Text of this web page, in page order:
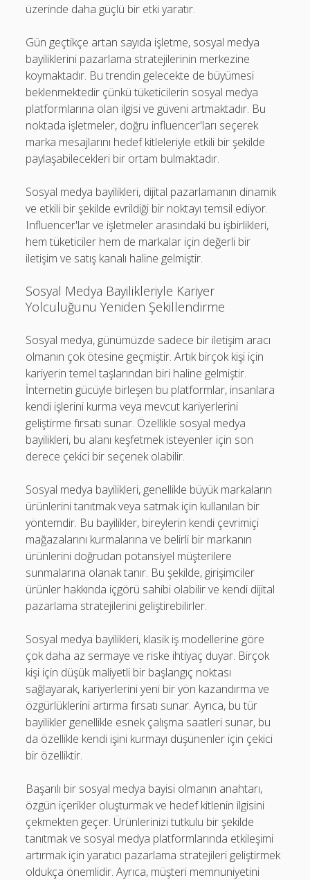
üzerinde daha güçlü bir etki yaratır.
Gün geçtikçe artan sayıda işletme, sosyal medya
bayiliklerini pazarlama stratejilerinin merkezine
koymaktadır. Bu trendin gelecekte de büyümesi
beklenmektedir çünkü tüketicilerin sosyal medya
platformlarına olan ilgisi ve güveni artmaktadır. Bu
noktada işletmeler, doğru influencer'ları seçerek
marka mesajlarını hedef kitleleriyle etkili bir şekilde
paylaşabilecekleri bir ortam bulmaktadır.
Sosyal medya bayilikleri, dijital pazarlamanın dinamik
ve etkili bir şekilde evrildiği bir noktayı temsil ediyor.
Influencer'lar ve işletmeler arasındaki bu işbirlikleri,
hem tüketiciler hem de markalar için değerli bir
iletişim ve satış kanalı haline gelmiştir.
Sosyal Medya Bayilikleriyle Kariyer
Yolculuğunu Yeniden Şekillendirme
Sosyal medya, günümüzde sadece bir iletişim aracı
olmanın çok ötesine geçmiştir. Artık birçok kişi için
kariyerin temel taşlarından biri haline gelmiştir.
İnternetin gücüyle birleşen bu platformlar, insanlara
kendi işlerini kurma veya mevcut kariyerlerini
geliştirme fırsatı sunar. Özellikle sosyal medya
bayilikleri, bu alanı keşfetmek isteyenler için son
derece çekici bir seçenek olabilir.
Sosyal medya bayilikleri, genellikle büyük markaların
ürünlerini tanıtmak veya satmak için kullanılan bir
yöntemdir. Bu bayilikler, bireylerin kendi çevrimiçi
mağazalarını kurmalarına ve belirli bir markanın
ürünlerini doğrudan potansiyel müşterilere
sunmalarına olanak tanır. Bu şekilde, girişimciler
ürünler hakkında içgörü sahibi olabilir ve kendi dijital
pazarlama stratejilerini geliştirebilirler.
Sosyal medya bayilikleri, klasik iş modellerine göre
çok daha az sermaye ve riske ihtiyaç duyar. Birçok
kişi için düşük maliyetli bir başlangıç ​​noktası
sağlayarak, kariyerlerini yeni bir yön kazandırma ve
özgürlüklerini artırma fırsatı sunar. Ayrıca, bu tür
bayilikler genellikle esnek çalışma saatleri sunar, bu
da özellikle kendi işini kurmayı düşünenler için çekici
bir özelliktir.
Başarılı bir sosyal medya bayisi olmanın anahtarı,
özgün içerikler oluşturmak ve hedef kitlenin ilgisini
çekmekten geçer. Ürünlerinizi tutkulu bir şekilde
tanıtmak ve sosyal medya platformlarında etkileşimi
artırmak için yaratıcı pazarlama stratejileri geliştirmek
oldukça önemlidir. Ayrıca, müşteri memnuniyetini